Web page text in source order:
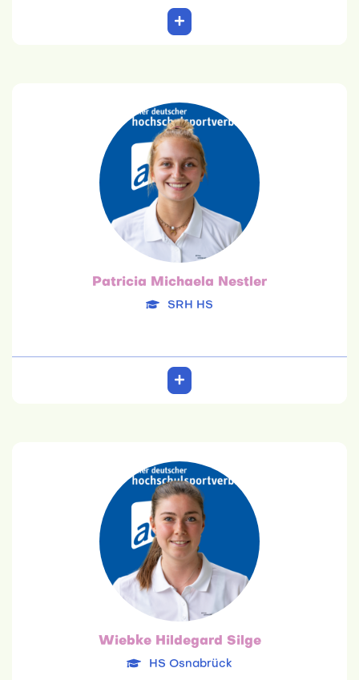
Patricia Michaela Nestler
SRH HS
Patricia Michaela Nestler
SRH HS
17.05.2001
Psychologie
Team: 6. Platz
Wiebke Hildegard Silge
HS Osnabrück
Wiebke Hildegard Silge
HS Osnabrück
16.07.1996
Betriebswirtschaft im Gesundheitswesen
Team: 6. Platz